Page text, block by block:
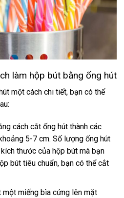
làm hộp bút bằng ống hút
một cách chi tiết, bạn có thể
cách cắt ống hút thành các
5-7 cm. Số lượng ống hút
thước của hộp bút mà bạn
bút tiêu chuẩn, bạn có thể cắt
một miếng bìa cứng lên mặt